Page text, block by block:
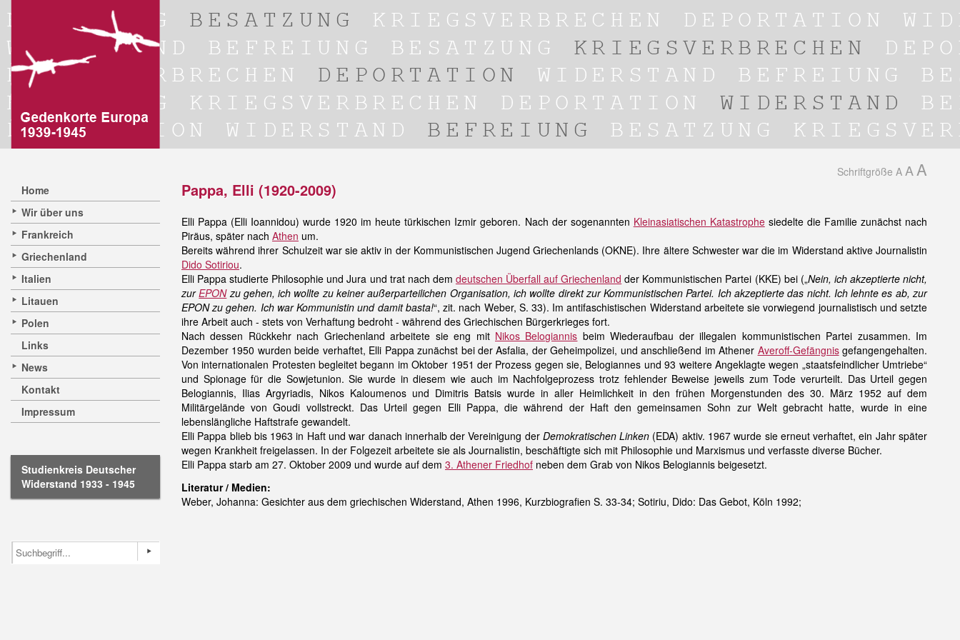
Home
Wir über uns
Frankreich
Griechenland
Italien
Litauen
Polen
Links
News
Kontakt
Impressum
Studienkreis Deutscher
Widerstand 1933 - 1945
Schriftgröße A A A
Pappa, Elli (1920-2009)
Elli Pappa (Elli Ioannidou) wurde 1920 im heute türkischen Izmir geboren. Nach der sogenannten Kleinasiatischen Katastrophesiedelte die Familie zunächst nach
Piräus, später nach Athen um.
Bereits während ihrer Schulzeit war sie aktiv in der Kommunistischen Jugend Griechenlands (OKNE). Ihre ältere Schwester war die im Widerstand aktive Journalistin
Dido Sotiriou.
Elli Pappa studierte Philosophie und Jura und trat nach dem deutschen Überfall auf Griechenland der Kommunistischen Partei (KKE) bei („Nein, ich akzeptierte nicht,
zurEPONzu gehen, ich wollte zu keiner außerparteilichen Organisation, ich wollte direkt zur Kommunistischen Partei. Ich akzeptierte das nicht. Ich lehnte es ab, zur
EPON zu gehen. Ich war Kommunistin und damit basta!“, zit. nach Weber, S. 33). Im antifaschistischen Widerstand arbeitete sie vorwiegend journalistisch und setzte
ihre Arbeit auch - stets von Verhaftung bedroht - während des Griechischen Bürgerkrieges fort.
Nach dessen Rückkehr nach Griechenland arbeitete sie eng mit Nikos Belogiannis beim Wiederaufbau der illegalen kommunistischen Partei zusammen. Im
Dezember 1950 wurden beide verhaftet, Elli Pappa zunächst bei der Asfalia, der Geheimpolizei, und anschließend im Athener Averoff-Gefängnisgefangengehalten.
Von internationalen Protesten begleitet begann im Oktober 1951 der Prozess gegen sie, Belogiannes und 93 weitere Angeklagte wegen „staatsfeindlicher Umtriebe“
und Spionage für die Sowjetunion. Sie wurde in diesem wie auch im Nachfolgeprozess trotz fehlender Beweise jeweils zum Tode verurteilt. Das Urteil gegen
Belogiannis, Ilias Argyriadis, Nikos Kaloumenos und Dimitris Batsis wurde in aller Heimlichkeit in den frühen Morgenstunden des 30. März 1952 auf dem
Militärgelände von Goudi vollstreckt. Das Urteil gegen Elli Pappa, die während der Haft den gemeinsamen Sohn zur Welt gebracht hatte, wurde in eine
lebenslängliche Haftstrafe gewandelt.
Elli Pappa blieb bis 1963 in Haft und war danach innerhalb der Vereinigung der Demokratischen Linken (EDA) aktiv. 1967 wurde sie erneut verhaftet, ein Jahr später
wegen Krankheit freigelassen. In der Folgezeit arbeitete sie als Journalistin, beschäftigte sich mit Philosophie und Marxismus und verfasste diverse Bücher.
Elli Pappa starb am 27. Oktober 2009 und wurde auf dem 3. Athener Friedhof neben dem Grab von Nikos Belogiannis beigesetzt.
Literatur / Medien:
Weber, Johanna: Gesichter aus dem griechischen Widerstand, Athen 1996, Kurzbiografien S. 33-34; Sotiriu, Dido: Das Gebot, Köln 1992;